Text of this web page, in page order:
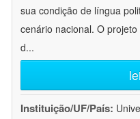
sua condição de língua
cenário nacional. O
d...
Instituição/UF/País: